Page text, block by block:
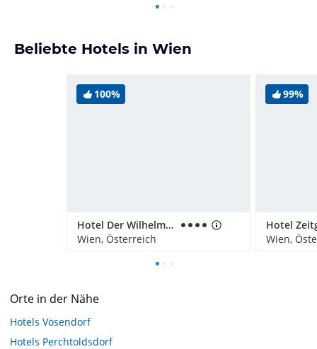
Beliebte Hotels in Wien
100%
Hotel Der Wilhelmshof
Wien, Österreich
99%
Wien,
Orte in der Nähe
Hotels Vösendorf
Hotels Perchtoldsdorf